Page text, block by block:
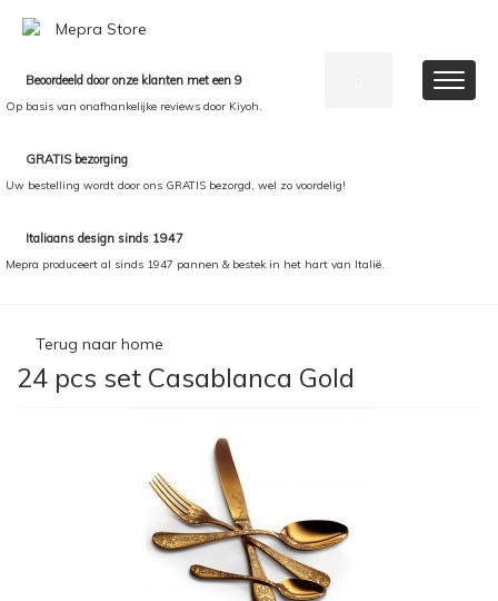
Beoordeeld door onze klanten met een 9
Op basis van onafhankelijke reviews door Kiyoh.
GRATIS bezorging
Uw bestelling wordt door ons GRATIS bezorgd, wel zo voordelig!
Italiaans design sinds 1947
Mepra produceert al sinds 1947 pannen & bestek in het hart van Italië.
Terug naar home
24 pcs set Casablanca Gold